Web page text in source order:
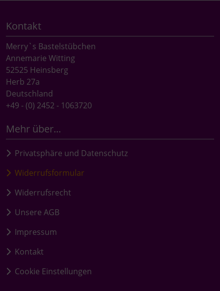
Kontakt
Merry`s Bastelstübchen
Annemarie Witting
52525 Heinsberg
Herb 27a
Deutschland
+49 - (0) 2452 - 1063720
Mehr über...
Privatsphäre und Datenschutz
Widerrufsformular
Widerrufsrecht
Unsere AGB
Impressum
Kontakt
Cookie Einstellungen